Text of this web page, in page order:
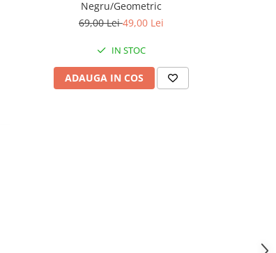
Negru/Geometric
69,00 Lei49,00 Lei
IN STOC
ADAUGA IN COS